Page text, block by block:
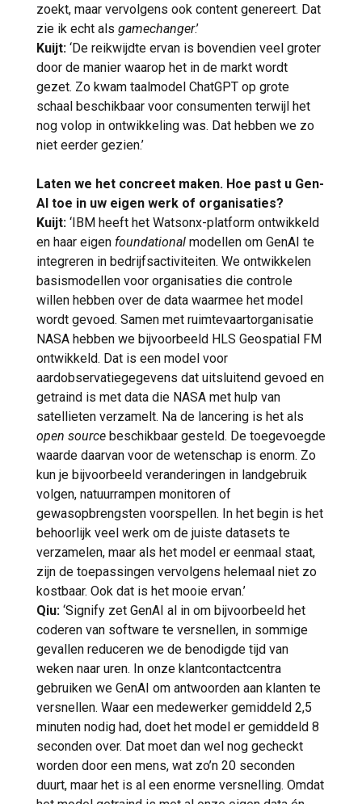
zoekt, maar vervolgens ook content genereert. Dat
zie ik echt als gamechanger.’
Kuijt: ‘De reikwijdte ervan is bovendien veel groter
door de manier waarop het in de markt wordt
gezet. Zo kwam taalmodel ChatGPT op grote
schaal beschikbaar voor consumenten terwijl het
nog volop in ontwikkeling was. Dat hebben we zo
niet eerder gezien.’
Laten we het concreet maken. Hoe past u Gen-
AI toe in uw eigen werk of organisaties?
Kuijt: ‘IBM heeft het Watsonx-platform ontwikkeld
en haar eigen foundational modellen om GenAI te
integreren in bedrijfsactiviteiten. We ontwikkelen
basismodellen voor organisaties die controle
willen hebben over de data waarmee het model
wordt gevoed. Samen met ruimtevaartorganisatie
NASA hebben we bijvoorbeeld HLS Geospatial FM
ontwikkeld. Dat is een model voor
aardobservatiegegevens dat uitsluitend gevoed en
getraind is met data die NASA met hulp van
satellieten verzamelt. Na de lancering is het als
open source beschikbaar gesteld. De toegevoegde
waarde daarvan voor de wetenschap is enorm. Zo
kun je bijvoorbeeld veranderingen in landgebruik
volgen, natuurrampen monitoren of
gewasopbrengsten voorspellen. In het begin is het
behoorlijk veel werk om de juiste datasets te
verzamelen, maar als het model er eenmaal staat,
zijn de toepassingen vervolgens helemaal niet zo
kostbaar. Ook dat is het mooie ervan.’
Qiu: ‘Signify zet GenAI al in om bijvoorbeeld het
coderen van software te versnellen, in sommige
gevallen reduceren we de benodigde tijd van
weken naar uren. In onze klantcontactcentra
gebruiken we GenAI om antwoorden aan klanten te
versnellen. Waar een medewerker gemiddeld 2,5
minuten nodig had, doet het model er gemiddeld 8
seconden over. Dat moet dan wel nog gecheckt
worden door een mens, wat zo’n 20 seconden
duurt, maar het is al een enorme versnelling. Omdat